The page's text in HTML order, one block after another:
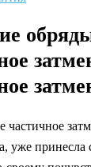
уже